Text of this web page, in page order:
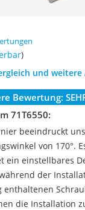
)
und weitere
Bewertung:
71T6550:
beeindruckt
von 170°.
ein einstellbares
der
enthaltenen
die Installation